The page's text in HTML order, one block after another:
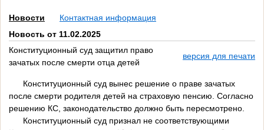
Новости
Контактная информация
Новость от 11.02.2025
Конституционный суд защитил право
зачатых после смерти отца детей
версия для печати
Конституционный суд вынес решение о праве зачатых
после смерти родителя детей на страховую пенсию. Согласно
решению КС, законодательство должно быть пересмотрено.
Конституционный суд признал не соответствующими